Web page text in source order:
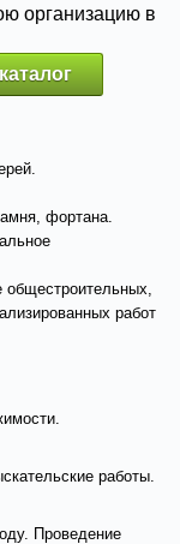
организацию в
фортана.
работ
работы.
Проведение